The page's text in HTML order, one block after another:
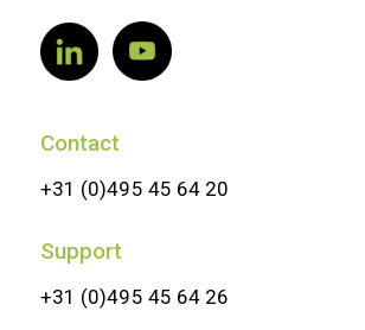
Contact
+31 (0)495 45 64 20
Support
+31 (0)495 45 64 26